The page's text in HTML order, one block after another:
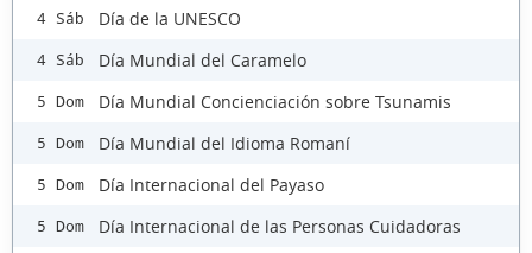
4 Sáb Día de la UNESCO
4 Sáb Día Mundial del Caramelo
5 Dom Día Mundial Concienciación sobre Tsunamis
5 Dom Día Mundial del Idioma Romaní
5 Dom Día Internacional del Payaso
5 Dom Día Internacional de las Personas Cuidadoras